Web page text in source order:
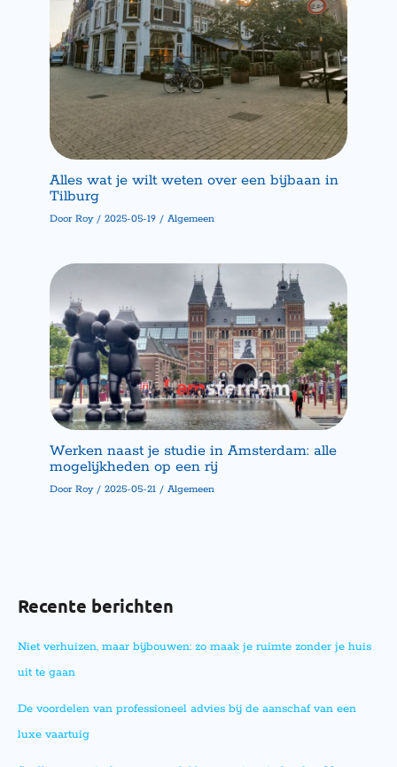
Alles wat je wilt weten over een bijbaan in
Tilburg
DoorRoy/2025-05-19/Algemeen
Werken naast je studie in Amsterdam: alle
mogelijkheden op een rij
DoorRoy/2025-05-21/Algemeen
Recente berichten
Niet verhuizen, maar bijbouwen: zo maak je ruimte zonder je huis
uit te gaan
De voordelen van professioneel advies bij de aanschaf van een
luxe vaartuig